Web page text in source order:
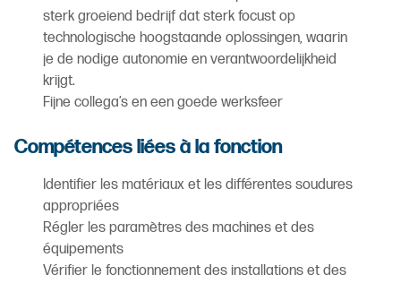
sterk groeiend bedrijf dat sterk focust op
technologische hoogstaande oplossingen, waarin
je de nodige autonomie en verantwoordelijkheid
krijgt.
Fijne collega’s en een goede werksfeer
Compétences liées à la fonction
Identifier les matériaux et les différentes soudures
appropriées
Régler les paramètres des machines et des
équipements
Vérifier le fonctionnement des installations et des